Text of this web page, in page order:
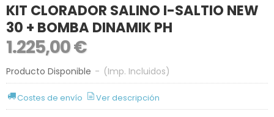
KIT CLORADOR SALINO I-SALTIO NEW
30 + BOMBA DINAMIK PH
1.225,00 €
Producto Disponible - (Imp. Incluidos)
Costes de envío Ver descripción